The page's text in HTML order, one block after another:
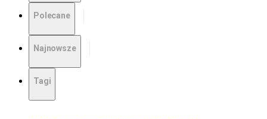
Polecane
Najnowsze
Tagi